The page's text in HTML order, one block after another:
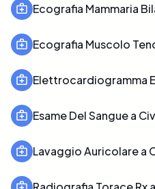
Ecografia Mammaria
Ecografia Muscolo
Elettrocardiogramma
Esame Del Sangue a
Lavaggio Auricolare a